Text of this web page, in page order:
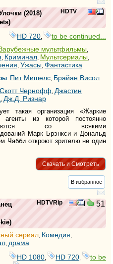
HDTV
(2018)
)
HD 720
to be continued...
мультфильмы,
, Криминал, Мультсериалы,
, Ужасы, Фантастика
: Пит Мишелс, Брайан Висол
Скотт Чернофф, Джастин
, Дж.Д. Ризнар
такая организация «Жаркие
агенты из которой постоянно
со всякими
Марк Брэнкси и Дональд
Чабби откроют зрителю не один
Скачать и Смотреть
В избранное
HDTVRip 51
)
сериал, Комедия,
, драма
HD 1080
HD 720
to be